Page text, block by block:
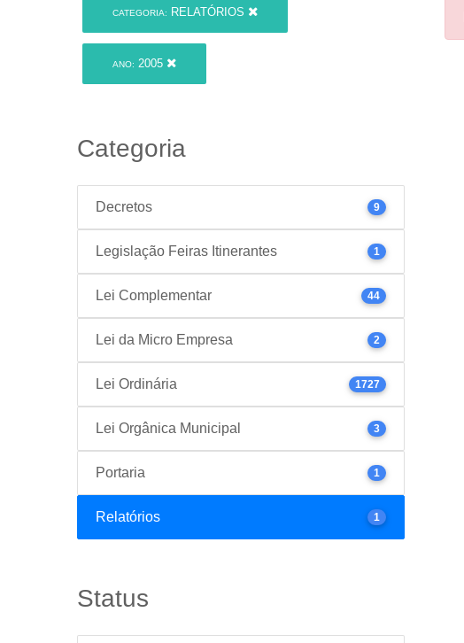
CATEGORIA: RELATÓRIOS
ANO: 2005
Categoria
Decretos 9
Legislação Feiras Itinerantes 1
Lei Complementar 44
Lei da Micro Empresa 2
Lei Ordinária 1727
Lei Orgânica Municipal 3
Portaria 1
Relatórios 1
Status